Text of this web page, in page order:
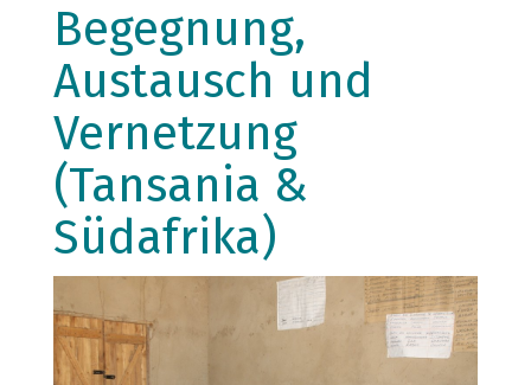
Begegnung,
Austausch und
Vernetzung
(Tansania &
Südafrika)